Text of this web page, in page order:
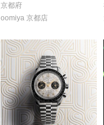
京都府
oomiya 京都店